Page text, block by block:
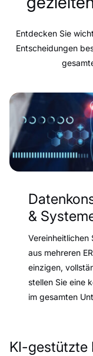
Entdecken Sie
Entscheidungen
&
aus mehreren
einzigen,
stellen Sie eine
im gesamten
KI-gestützte